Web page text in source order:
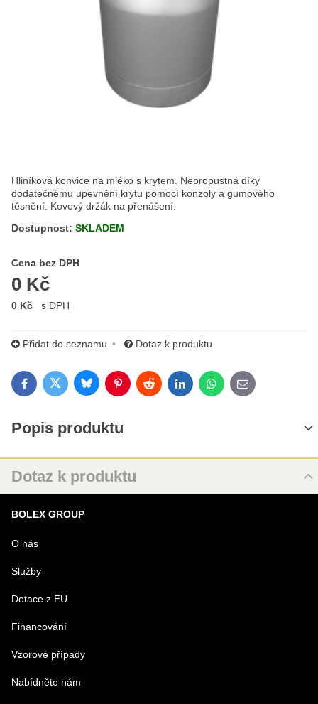
Hliníková konvice na mléko s krytem. Nepropustná díky
dodatečnému upevnění krytu pomocí konzoly a gumového
těsnění. Kovový držák na přenášení.
Dostupnost: SKLADEM
Cena bez DPH
0 Kč
Cena s DPH
0 Kč s DPH
Přidat do seznamu Dotaz k produktu
FacebookTwitterBlueskyPinterestRedditLinkedInWhatsApp
E-mail
Popis produktu
Dotaz k produktu
URL
PRODUKT
MENO
E-MAIL
BOLEX GROUP
O nás
Služby
Dotace z EU
Financování
Vzorové případy
Nabídněte nám